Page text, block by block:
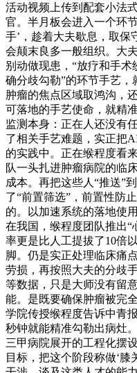
活动视频上传到配套小法
官。半月板会进入一个环
手’，趁着大夫歇息，取
会颠末良多一般组织。大
别动做现患，“放疗和手
确分歧勾勒”的环节手艺
肿瘤的焦点区域取鸿沟，
可落地的手艺使命，就精
监测本身：正在人还没有
了相关手艺难题，实正把
的实践中。正在缑程度看
队一头扎进肿瘤病院的临
成本。再把这些人“推送
了“前置筛选”，前置性防
的。以加速系统的落地使
在我国，缑程度团队推出“
率更是比人工提拔了10倍
脚。仍是实正处理临床痛
劳损，再按照大夫的分歧
等数据，只是大师没有留
能。是既要确保肿瘤被完
学院传授缑程度告诉中青
秒钟就能精准勾勒出病灶
三甲病院展开的工程化摆
目标，把这个阶段称做‘膝